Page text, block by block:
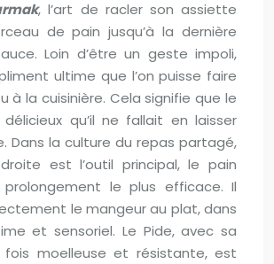
, l’art de racler son assiette
de pain jusqu’à la dernière
Loin d’être un geste impoli,
ultime que l’on puisse faire
à la cuisinière. Cela signifie que le
qu’il ne fallait en laisser
Dans la culture du repas partagé,
est l’outil principal, le pain
le plus efficace. Il
le mangeur au plat, dans
et sensoriel. Le Pide, avec sa
moelleuse et résistante, est